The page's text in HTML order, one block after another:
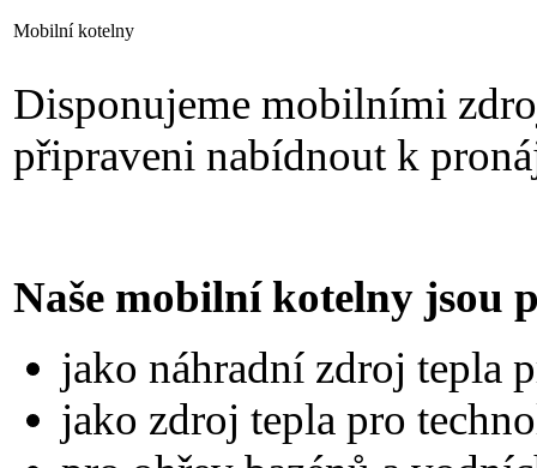
Mobilní kotelny
Disponujeme mobilními
připraveni nabídnout k
Naše mobilní kotelny jsou
jako náhradní zdroj tepla
jako zdroj tepla pro